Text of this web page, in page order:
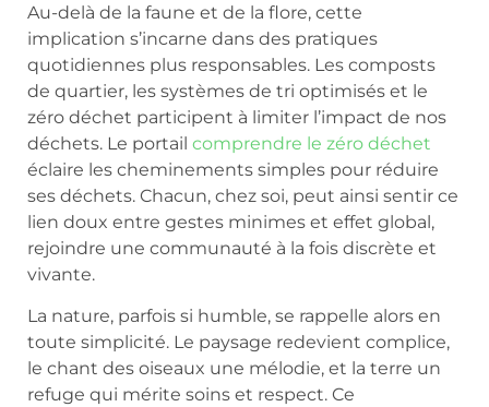
Au-delà de la faune et de la flore, cette
implication s’incarne dans des pratiques
quotidiennes plus responsables. Les composts
de quartier, les systèmes de tri optimisés et le
zéro déchet participent à limiter l’impact de nos
déchets. Le portail comprendre le zéro déchet
éclaire les cheminements simples pour réduire
ses déchets. Chacun, chez soi, peut ainsi sentir ce
lien doux entre gestes minimes et effet global,
rejoindre une communauté à la fois discrète et
vivante.
La nature, parfois si humble, se rappelle alors en
toute simplicité. Le paysage redevient complice,
le chant des oiseaux une mélodie, et la terre un
refuge qui mérite soins et respect. Ce